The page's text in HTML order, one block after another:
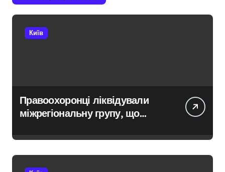
Київ
Правоохоронці ліквідували
міжрегіональну групу, що
дезертирів з військових
частин Київщини та інших
областей